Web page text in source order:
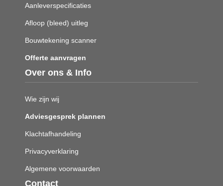
Aanleverspecificaties
Afloop (bleed) uitleg
Bouwtekening scanner
Offerte aanvragen
Over ons & Info
Wie zijn wij
Adviesgesprek plannen
Klachtafhandeling
Privacyverklaring
Algemene voorwaarden
Contact